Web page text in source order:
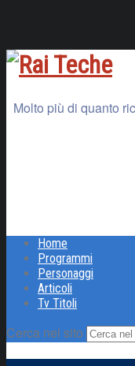
Molto più di quanto
Home
Programmi
Personaggi
Articoli
Tv Titoli
Cerca nel sito